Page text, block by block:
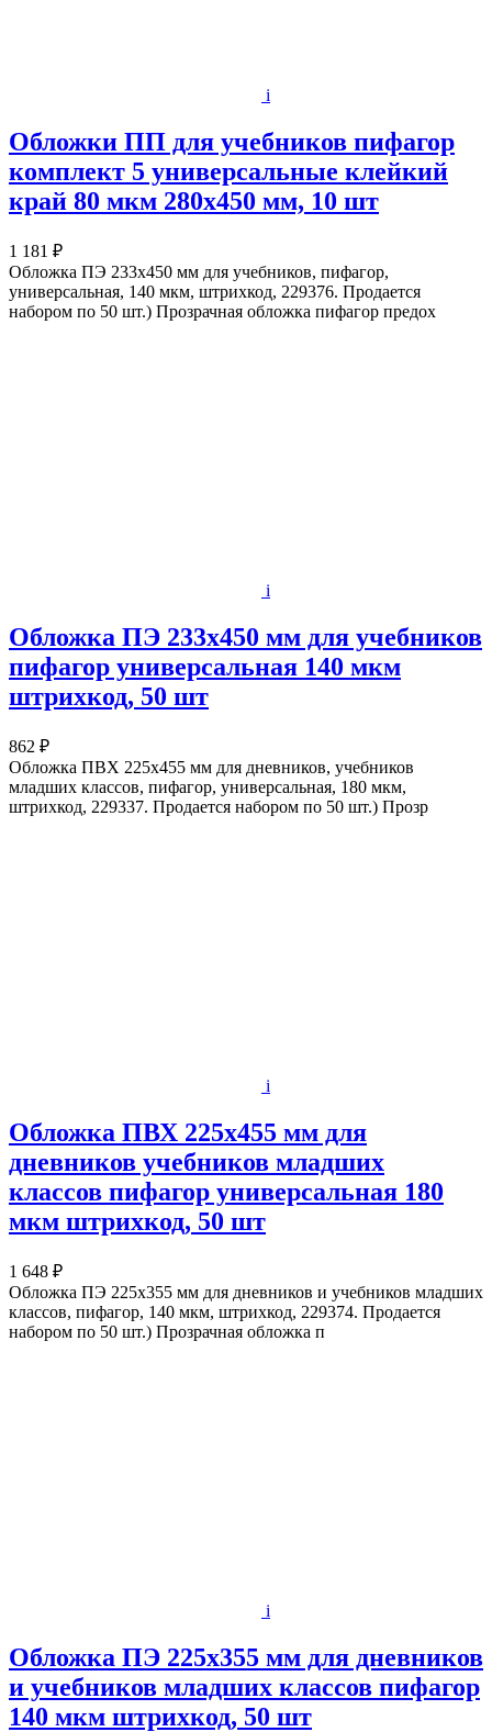
i
Обложки ПП для учебников пифагор
комплект 5 универсальные клейкий
край 80 мкм 280х450 мм, 10 шт
1 181 ₽
Обложка ПЭ 233х450 мм для учебников, пифагор,
универсальная, 140 мкм, штрихкод, 229376. Продается
набором по 50 шт.) Прозрачная обложка пифагор предох
i
Обложка ПЭ 233х450 мм для учебников
пифагор универсальная 140 мкм
штрихкод, 50 шт
862 ₽
Обложка ПВХ 225х455 мм для дневников, учебников
младших классов, пифагор, универсальная, 180 мкм,
штрихкод, 229337. Продается набором по 50 шт.) Прозр
i
Обложка ПВХ 225х455 мм для
дневников учебников младших
классов пифагор универсальная 180
мкм штрихкод, 50 шт
1 648 ₽
Обложка ПЭ 225х355 мм для дневников и учебников младших
классов, пифагор, 140 мкм, штрихкод, 229374. Продается
набором по 50 шт.) Прозрачная обложка п
i
Обложка ПЭ 225х355 мм для дневников
и учебников младших классов пифагор
140 мкм штрихкод, 50 шт